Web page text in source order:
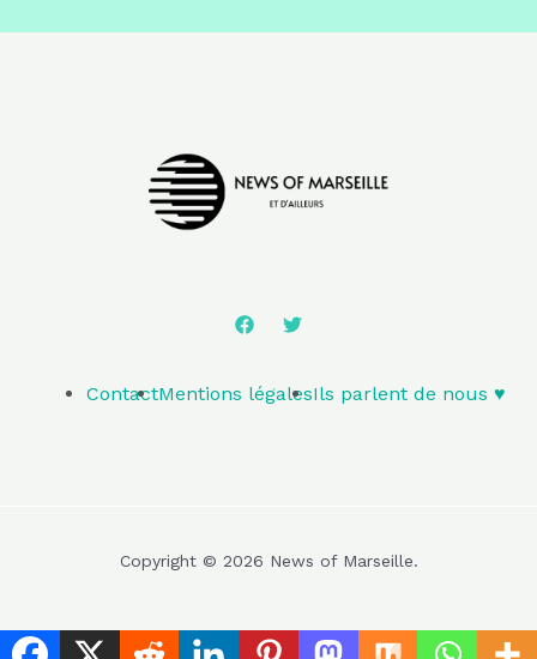
ContactMentions légalesIls parlent de nous ♥️
Copyright © 2026 News of Marseille.